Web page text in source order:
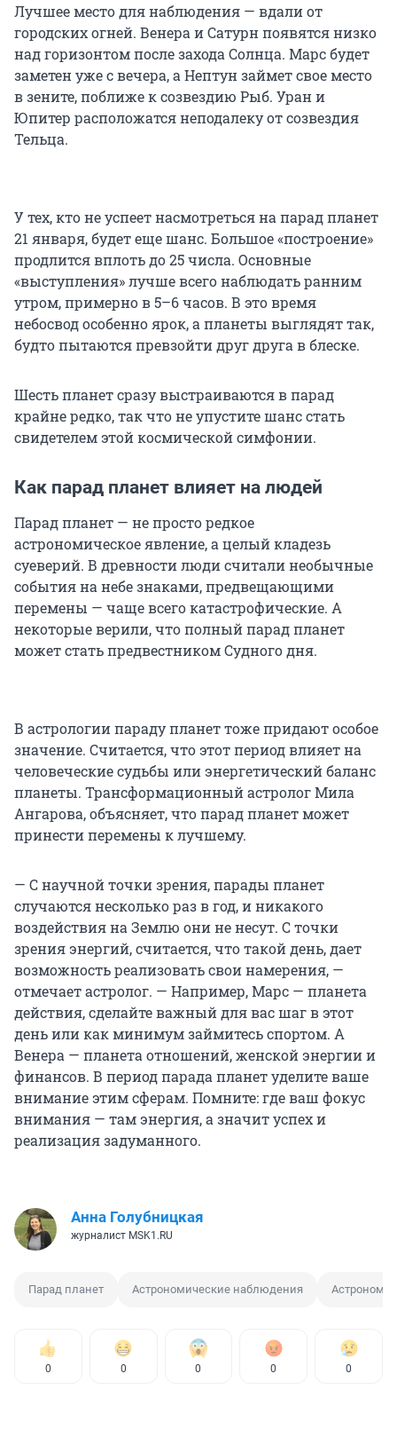
Лучшее место для наблюдения — вдали от
городских огней. Венера и Сатурн появятся низко
над горизонтом после захода Солнца. Марс будет
заметен уже с вечера, а Нептун займет свое место
в зените, поближе к созвездию Рыб. Уран и
Юпитер расположатся неподалеку от созвездия
Тельца.
У тех, кто не успеет насмотреться на парад планет
21 января, будет еще шанс. Большое «построение»
продлится вплоть до 25 числа. Основные
«выступления» лучше всего наблюдать ранним
утром, примерно в 5–6 часов. В это время
небосвод особенно ярок, а планеты выглядят так,
будто пытаются превзойти друг друга в блеске.
Шесть планет сразу выстраиваются в парад
крайне редко, так что не упустите шанс стать
свидетелем этой космической симфонии.
Как парад планет влияет на людей
Парад планет — не просто редкое
астрономическое явление, а целый кладезь
суеверий. В древности люди считали необычные
события на небе знаками, предвещающими
перемены — чаще всего катастрофические. А
некоторые верили, что полный парад планет
может стать предвестником Судного дня.
В астрологии параду планет тоже придают особое
значение. Считается, что этот период влияет на
человеческие судьбы или энергетический баланс
планеты. Трансформационный астролог Мила
Ангарова, объясняет, что парад планет может
принести перемены к лучшему.
— С научной точки зрения, парады планет
случаются несколько раз в год, и никакого
воздействия на Землю они не несут. С точки
зрения энергий, считается, что такой день, дает
возможность реализовать свои намерения, —
отмечает астролог. — Например, Марс — планета
действия, сделайте важный для вас шаг в этот
день или как минимум займитесь спортом. А
Венера — планета отношений, женской энергии и
финансов. В период парада планет уделите ваше
внимание этим сферам. Помните: где ваш фокус
внимания — там энергия, а значит успех и
реализация задуманного.
Анна Голубницкая
журналист MSK1.RU
Парад планет Астрономические наблюдения Астрономия
0 0 0 0 0